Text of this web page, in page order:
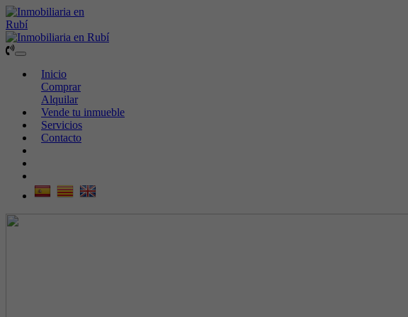
Toggle
navigation
Inicio
Comprar
Alquilar
Vende tu inmueble
Servicios
Contacto